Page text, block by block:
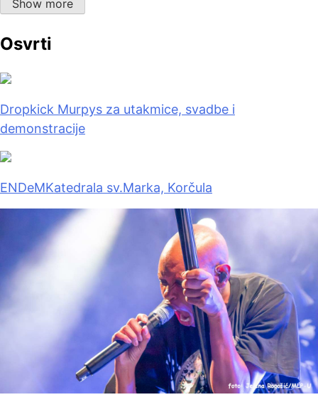
Show more
Osvrti
Dropkick Murpys za utakmice, svadbe i
demonstracije
ENDeMKatedrala sv.Marka, Korčula